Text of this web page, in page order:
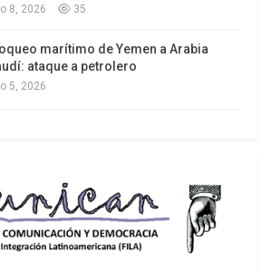
8, 2026 35
marítimo de Yemen a Arabia
ataque a petrolero
5, 2026